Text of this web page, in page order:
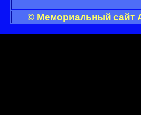
© Мемориальный сайт